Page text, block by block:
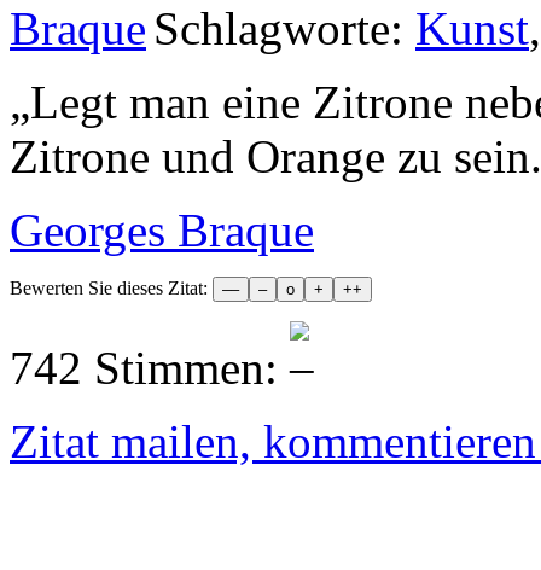
Schlagworte: Kunst
„Legt man eine Zitrone
Zitrone und Orange zu
Georges Braque
Bewerten Sie dieses Zitat:
742 Stimmen:
Zitat mailen,